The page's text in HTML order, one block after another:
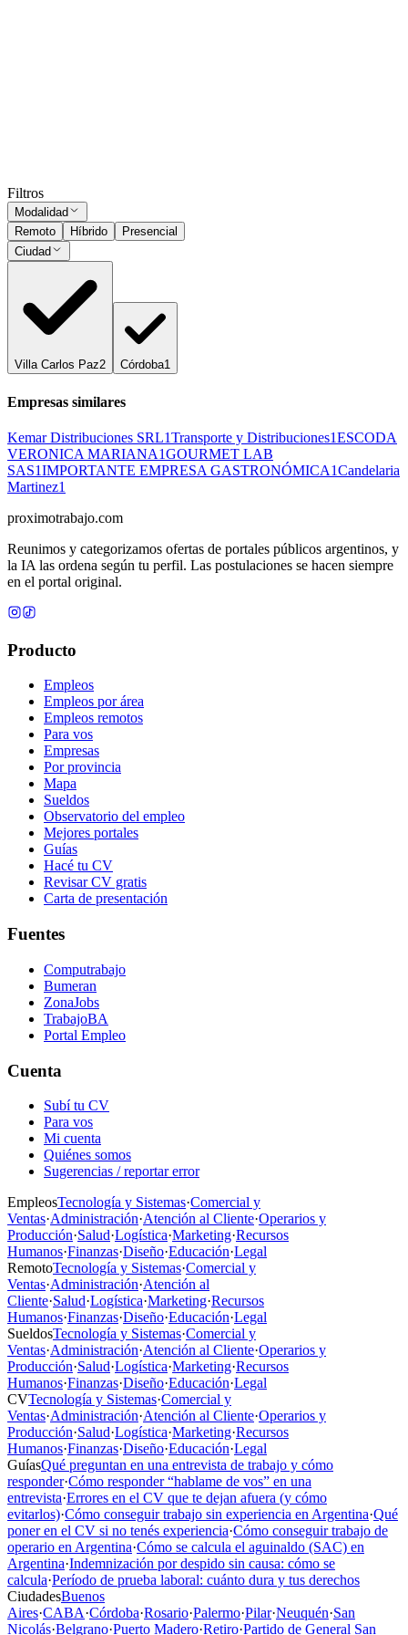
Filtros
Modalidad
Remoto
Híbrido
Presencial
Ciudad
Villa Carlos Paz2 Córdoba1
Empresas similares
Kemar Distribuciones SRL1Transporte y Distribuciones1ESCODA
VERONICA MARIANA1GOURMET LAB
SAS1IMPORTANTE EMPRESA GASTRONÓMICA1Candelaria
Martinez1
proximotrabajo.com
Reunimos y categorizamos ofertas de portales públicos argentinos, y
la IA las ordena según tu perfil. Las postulaciones se hacen siempre
en el portal original.
Producto
Empleos
Empleos por área
Empleos remotos
Para vos
Empresas
Por provincia
Mapa
Sueldos
Observatorio del empleo
Mejores portales
Guías
Hacé tu CV
Revisar CV gratis
Carta de presentación
Fuentes
Computrabajo
Bumeran
ZonaJobs
TrabajoBA
Portal Empleo
Cuenta
Subí tu CV
Para vos
Mi cuenta
Quiénes somos
Sugerencias / reportar error
EmpleosTecnología y Sistemas·Comercial y
Ventas·Administración·Atención al Cliente·Operarios y
Producción·Salud·Logística·Marketing·Recursos
Humanos·Finanzas·Diseño·Educación·Legal
RemotoTecnología y Sistemas·Comercial y
Ventas·Administración·Atención al
Cliente·Salud·Logística·Marketing·Recursos
Humanos·Finanzas·Diseño·Educación·Legal
SueldosTecnología y Sistemas·Comercial y
Ventas·Administración·Atención al Cliente·Operarios y
Producción·Salud·Logística·Marketing·Recursos
Humanos·Finanzas·Diseño·Educación·Legal
CVTecnología y Sistemas·Comercial y
Ventas·Administración·Atención al Cliente·Operarios y
Producción·Salud·Logística·Marketing·Recursos
Humanos·Finanzas·Diseño·Educación·Legal
GuíasQué preguntan en una entrevista de trabajo y cómo
responder·Cómo responder “hablame de vos” en una
entrevista·Errores en el CV que te dejan afuera (y cómo
evitarlos)·Cómo conseguir trabajo sin experiencia en Argentina·Qué
poner en el CV si no tenés experiencia·Cómo conseguir trabajo de
operario en Argentina·Cómo se calcula el aguinaldo (SAC) en
Argentina·Indemnización por despido sin causa: cómo se
calcula·Período de prueba laboral: cuánto dura y tus derechos
CiudadesBuenos
Aires·CABA·Córdoba·Rosario·Palermo·Pilar·Neuquén·San
Nicolás·Belgrano·Puerto Madero·Retiro·Partido de General San